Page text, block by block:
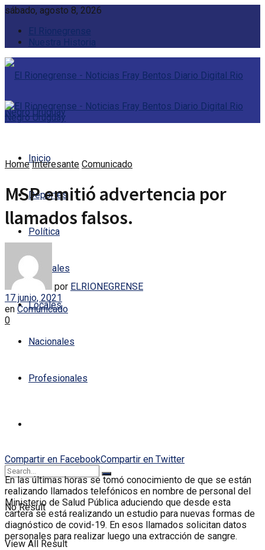
sábado, agosto 8, 2026
El Rionegrense
Nuestra Historia
Inicio
Deportes
Política
Policiales
Locales
Nacionales
Profesionales
No Result
View All Result
Home Interesante Comunicado
MSP emitió advertencia por
llamados falsos.
por ELRIONEGRENSE
17 junio, 2021
en Comunicado
0
Compartir en FacebookCompartir en Twitter
En las últimas horas se tomó conocimiento de que se están
realizando llamados telefónicos en nombre de personal del
Ministerio de Salud Pública aduciendo que desde esta
cartera se está realizando un estudio para nuevas formas de
diagnóstico de covid-19. En esos llamados solicitan datos
personales para realizar luego una extracción de sangre.